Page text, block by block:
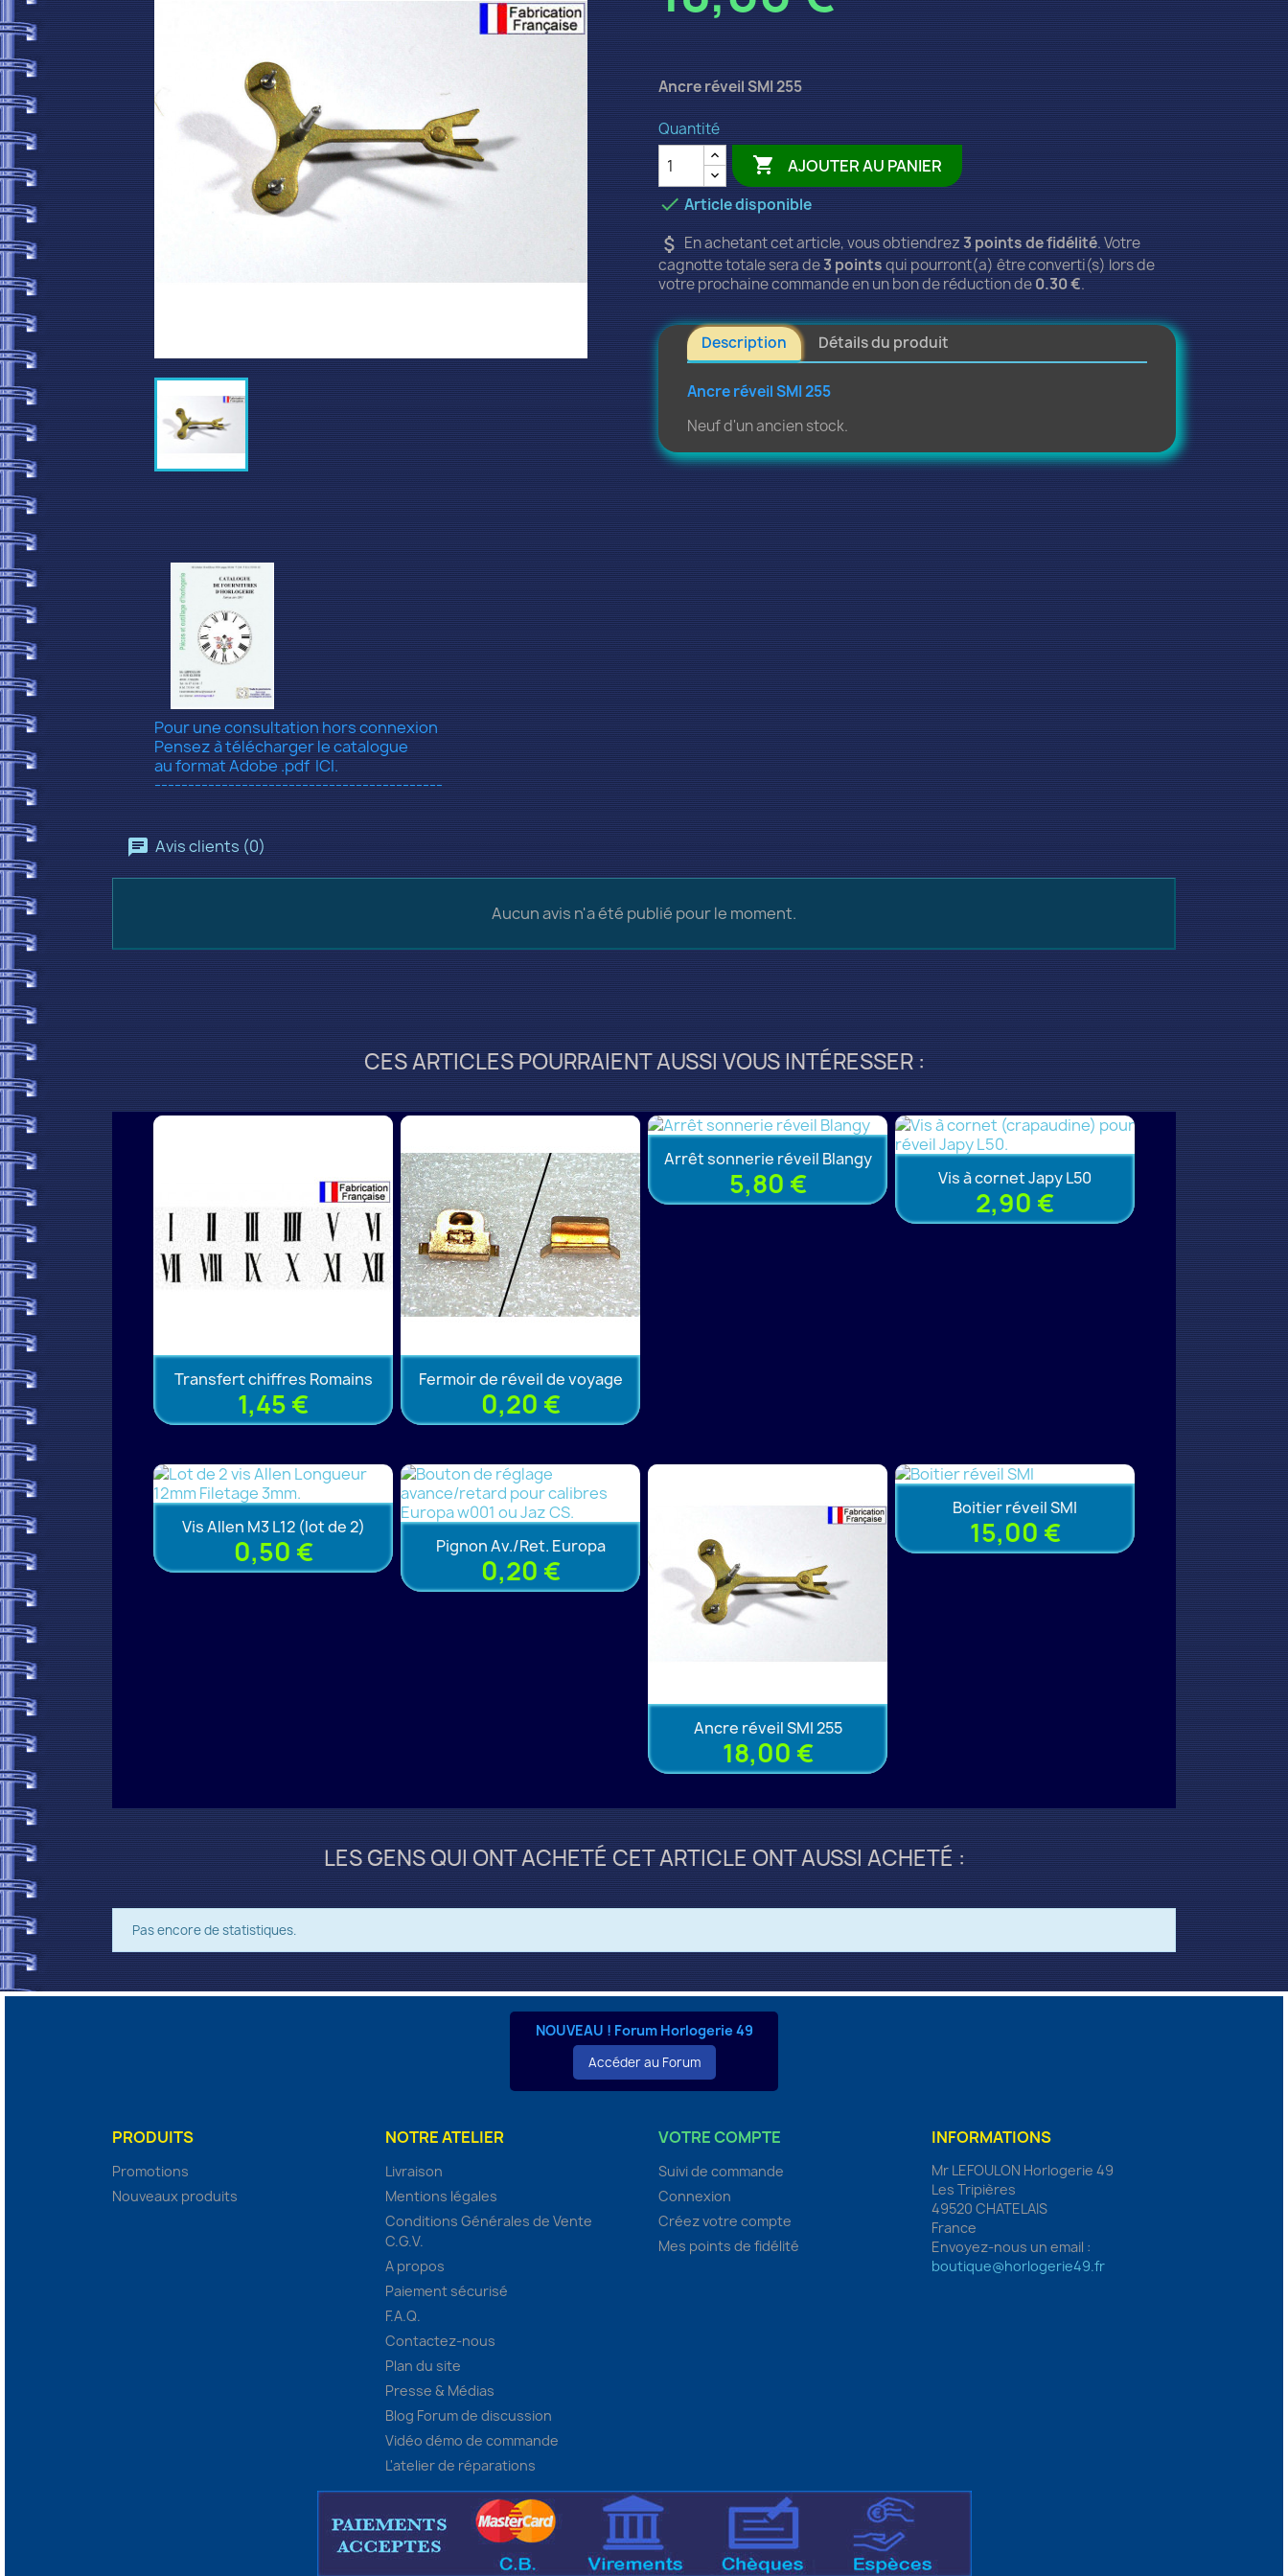
Pour une consultation hors connexion
Pensez à télécharger le catalogue
au format Adobe .pdfICI.
-------------------------------------------
Ancre réveil SMI 255
Quantité
 AJOUTER AU PANIER
Article disponible
attach_moneyEn achetant cet article, vous obtiendrez3points de fidélité. Votre
cagnotte totale sera de3pointsqui pourront(a) être converti(s) lors de
votre prochaine commande en un bon de réduction de0.30 €.
Description Détails du produit
Ancre réveil SMI 255
Neuf d'un ancien stock.
Avis clients (0)
Aucun avis n'a été publié pour le moment.
CES ARTICLES POURRAIENT AUSSI VOUS INTÉRESSER :
Transfert chiffres Romains
1,45 €
Fermoir de réveil de voyage
0,20 €
Arrêt sonnerie réveil Blangy
5,80 € Vis à cornet Japy L50
2,90 €
Vis Allen M3 L12 (lot de 2)
0,50 € Pignon Av./Ret. Europa
0,20 €
Ancre réveil SMI 255
18,00 €
Boitier réveil SMI
15,00 €
LES GENS QUI ONT ACHETÉ CET ARTICLE ONT AUSSI ACHETÉ :
Pas encore de statistiques.
NOUVEAU ! Forum Horlogerie 49
Accéder au Forum
PRODUITS
Promotions
Nouveaux produits
NOTRE ATELIER
Livraison
Mentions légales
Conditions Générales de Vente
C.G.V.
A propos
Paiement sécurisé
F.A.Q.
Contactez-nous
Plan du site
Presse & Médias
Blog Forum de discussion
Vidéo démo de commande
L'atelier de réparations
VOTRE COMPTE
Suivi de commande
Connexion
Créez votre compte
Mes points de fidélité
INFORMATIONS
Mr LEFOULON Horlogerie 49
Les Tripières
49520 CHATELAIS
France
Envoyez-nous un email :
boutique@horlogerie49.fr